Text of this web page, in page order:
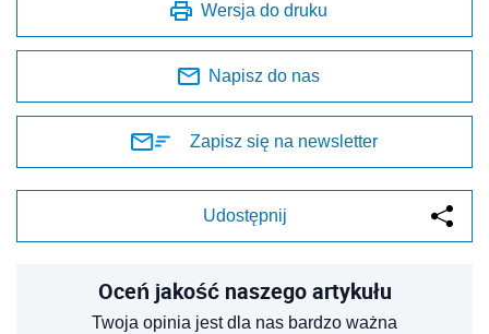
Wersja do druku
Napisz do nas
Zapisz się na newsletter
Udostępnij
Oceń jakość naszego artykułu
Twoja opinia jest dla nas bardzo ważna